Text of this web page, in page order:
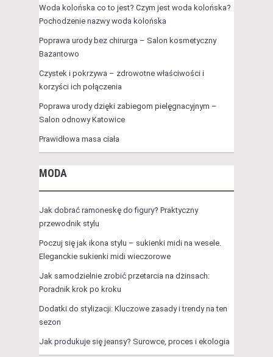
Woda kolońska co to jest? Czym jest woda kolońska?
Pochodzenie nazwy woda kolońska
Poprawa urody bez chirurga – Salon kosmetyczny
Bażantowo
Czystek i pokrzywa – zdrowotne właściwości i
korzyści ich połączenia
Poprawa urody dzięki zabiegom pielęgnacyjnym –
Salon odnowy Katowice
Prawidłowa masa ciała
MODA
Jak dobrać ramoneskę do figury? Praktyczny
przewodnik stylu
Poczuj się jak ikona stylu – sukienki midi na wesele.
Eleganckie sukienki midi wieczorowe
Jak samodzielnie zrobić przetarcia na dżinsach:
Poradnik krok po kroku
Dodatki do stylizacji: Kluczowe zasady i trendy na ten
sezon
Jak produkuje się jeansy? Surowce, proces i ekologia